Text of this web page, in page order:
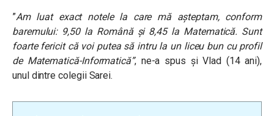
”Am luat exact notele la care mă așteptam, conform
baremului: 9,50 la Română și 8,45 la Matematică. Sunt
foarte fericit că voi putea să intru la un liceu bun cu profil
de Matematică-Informatică”, ne-a spus și Vlad (14 ani),
unul dintre colegii Sarei.